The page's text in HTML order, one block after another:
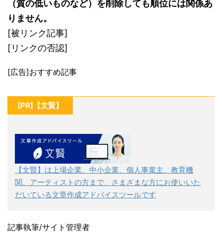
（質の低いものなど）を削除しても順位には関係あ
りません。
[被リンク記事]
[リンクの否認]
[広告]おすすめ記事
[PR]【文賢】
【文賢】は上場企業、中小企業、個人事業主、教育機
関、アーティストの方まで、さまざまな方にお使いいた
だいている文章作成アドバイスツールです
記事執筆/サイト管理者